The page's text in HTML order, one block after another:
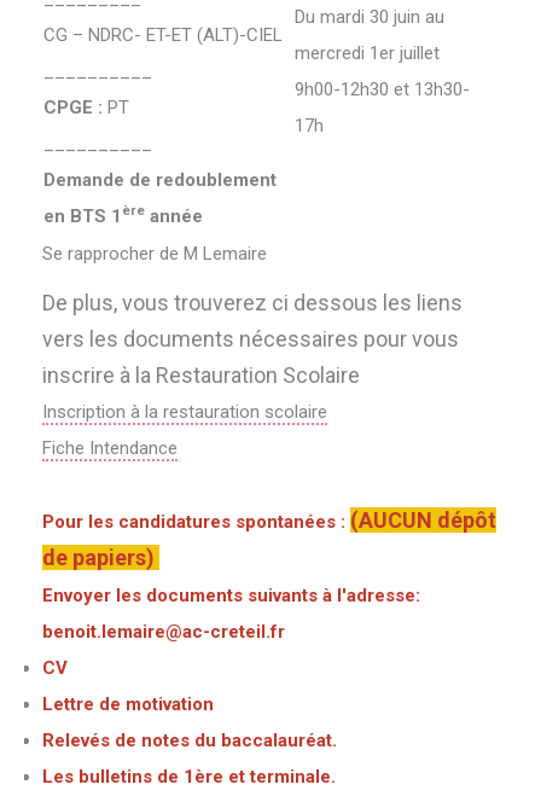
CG – NDRC- ET-ET (ALT)-CIEL
CPGE : PT
Demande de redoublement
en BTS 1 ère année
Du mardi 30 juin au
mercredi 1er juillet
9h00-12h30 et 13h30-
17h
Se rapprocher de M Lemaire
De plus, vous trouverez ci dessous les liens
vers les documents nécessaires pour vous
inscrire à la Restauration Scolaire
Inscription à la restauration scolaire
Fiche Intendance
Pour les candidatures spontanées : (AUCUN dépôt
de papiers)
Envoyer les documents suivants à l'adresse:
benoit.lemaire@ac-creteil.fr
CV
Lettre de motivation
Relevés de notes du baccalauréat.
Les bulletins de 1ère et terminale.